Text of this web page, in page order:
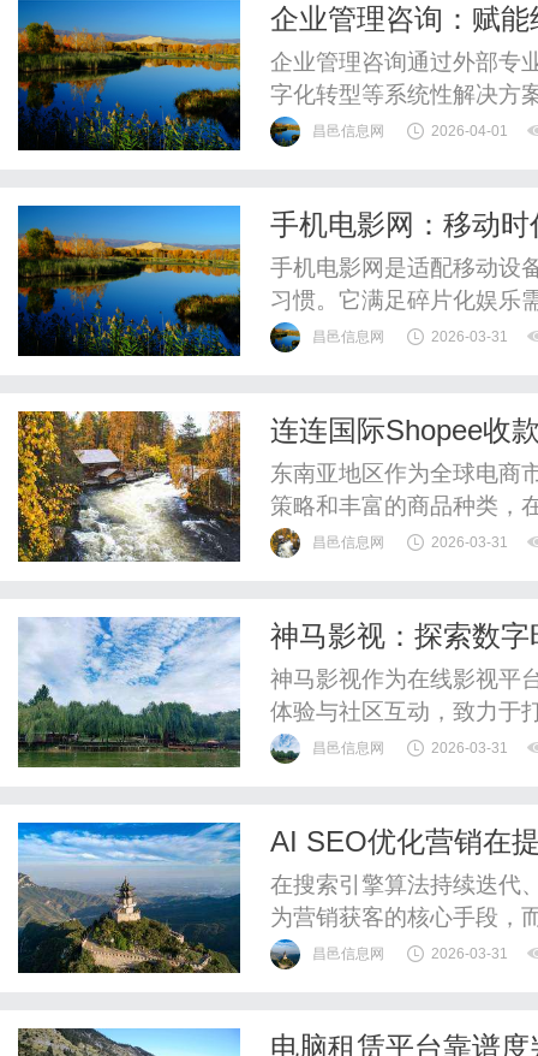
企业管理咨询：赋
企业管理咨询通过外部专
字化转型等系统性解决方
径，并推动知识转移与组
昌邑信息网 2026-04-01
手机电影网：移动
手机电影网是适配移动设
习惯。它满足碎片化娱乐
验升级是关键，用户需树
昌邑信息网 2026-03-31
连连国际Shopee收
东南亚地区作为全球电商
策略和丰富的商品种类，
款为众多在Shopee上开
昌邑信息网 2026-03-31
神马影视：探索数
神马影视作为在线影视平
体验与社区互动，致力于
的重要选择。
昌邑信息网 2026-03-31
AI SEO优化营销在
技巧？
在搜索引擎算法持续迭代
为营销获客的核心手段，
留存的关键命脉。单纯依
索意图的内容，又能守住
昌邑信息网 2026-03-31
电脑租赁平台靠谱